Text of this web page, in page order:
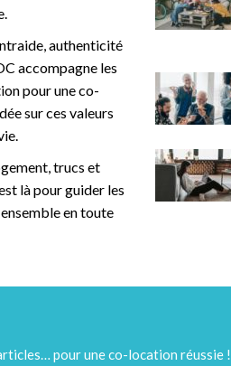
authenticité
accompagne les
pour une co-
sur ces valeurs
trucs et
là pour guider les
en toute
pour une co-location réussie !